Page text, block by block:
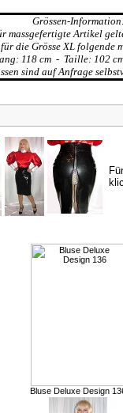
Grössen-
massgefertigte Artikel
die Grösse XL folgende
118 cm - Taille: 102
sind auf Anfrage
Bluse Deluxe Design